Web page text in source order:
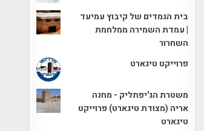
בית הגמדים של קיבוץ עמיעד
| עמדת השמירה ממלחמת
השחרור
פרוייקט טיגארט
משטרת הג'יפתליק - מחנה
אריה (מצודת טיגארט) פרוייקט
טיגארט